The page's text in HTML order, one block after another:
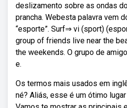
deslizamento sobre as ondas
prancha. Webesta palavra vem
“esporte”. Surf⇒ vi (sport)
group of friends live near the
the weekends. O grupo de
e.
Os termos mais usados em
né? Aliás, esse é um ótimo